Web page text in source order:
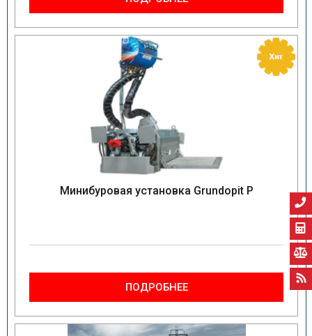
Минибуровая установка Grundopit P
ПОДРОБНЕЕ